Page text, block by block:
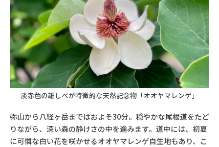
淡赤色の雄しべが特徴的な天然記念物「オオヤマレンゲ」
弥山から八経ヶ岳まではおよそ30分。穏やかな尾根道をたど
りながら、深い森の静けさの中を進みます。道中には、初夏
に可憐な白い花を咲かせるオオヤマレンゲ自生地もあり、こ